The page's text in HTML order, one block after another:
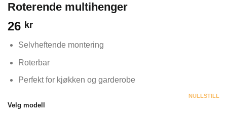
Roterende multihenger
26 kr
Selvheftende montering
Roterbar
Perfekt for kjøkken og garderobe
Velg modell
NULLSTILL